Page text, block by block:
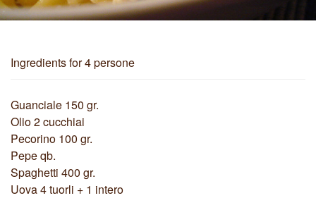
Ingredientsfor 4 persone
Guanciale 150 gr.
Olio 2 cucchiai
Pecorino 100 gr.
Pepe qb.
Spaghetti 400 gr.
Uova 4 tuorli + 1 intero